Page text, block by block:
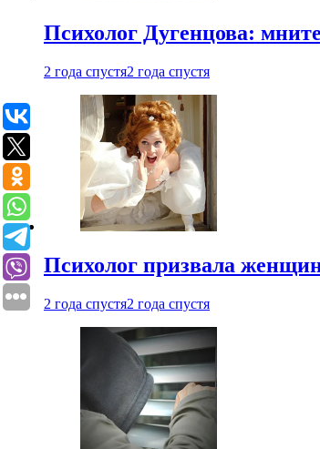
Психолог Дугенцова:
2 года спустя2 года спустя
Психолог призвала
2 года спустя2 года спустя